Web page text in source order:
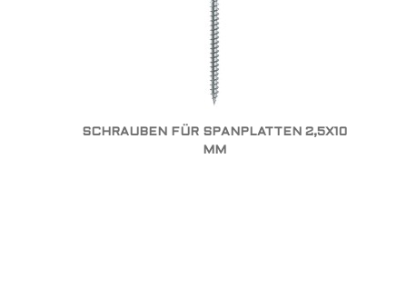
SCHRAUBEN FÜR SPANPLATTEN 2,5X10
MM